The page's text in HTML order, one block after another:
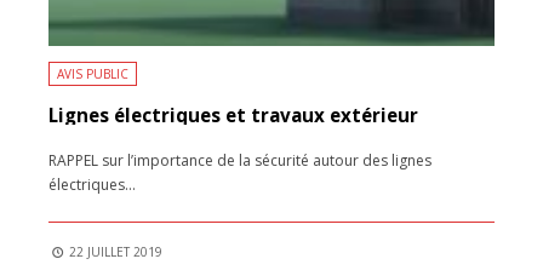
AVIS PUBLIC
Lignes électriques et travaux extérieur
RAPPEL sur l’importance de la sécurité autour des lignes
électriques...
22 JUILLET 2019